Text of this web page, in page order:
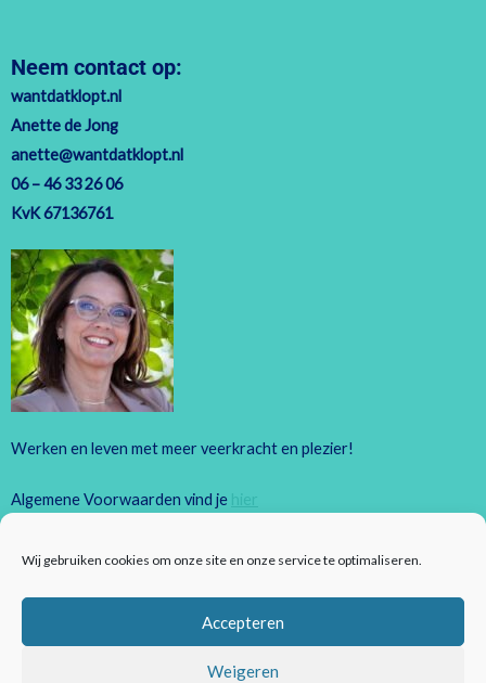
Wij gebruiken cookies om onze site en onze service te optimaliseren.
Accepteren
Weigeren
Neem contact op:
wantdatklopt.nl
Anette de Jong
anette@wantdatklopt.nl
06 – 46 33 26 06
KvK 67136761
Werken en leven met meer veerkracht en plezier!
Algemene Voorwaarden vind je hier
Privacyreglement vind jehier
Copyright © 2020 t/m 2025 wantdatklopt.nl – Anette de Jong.
Alle rechten voorbehouden.